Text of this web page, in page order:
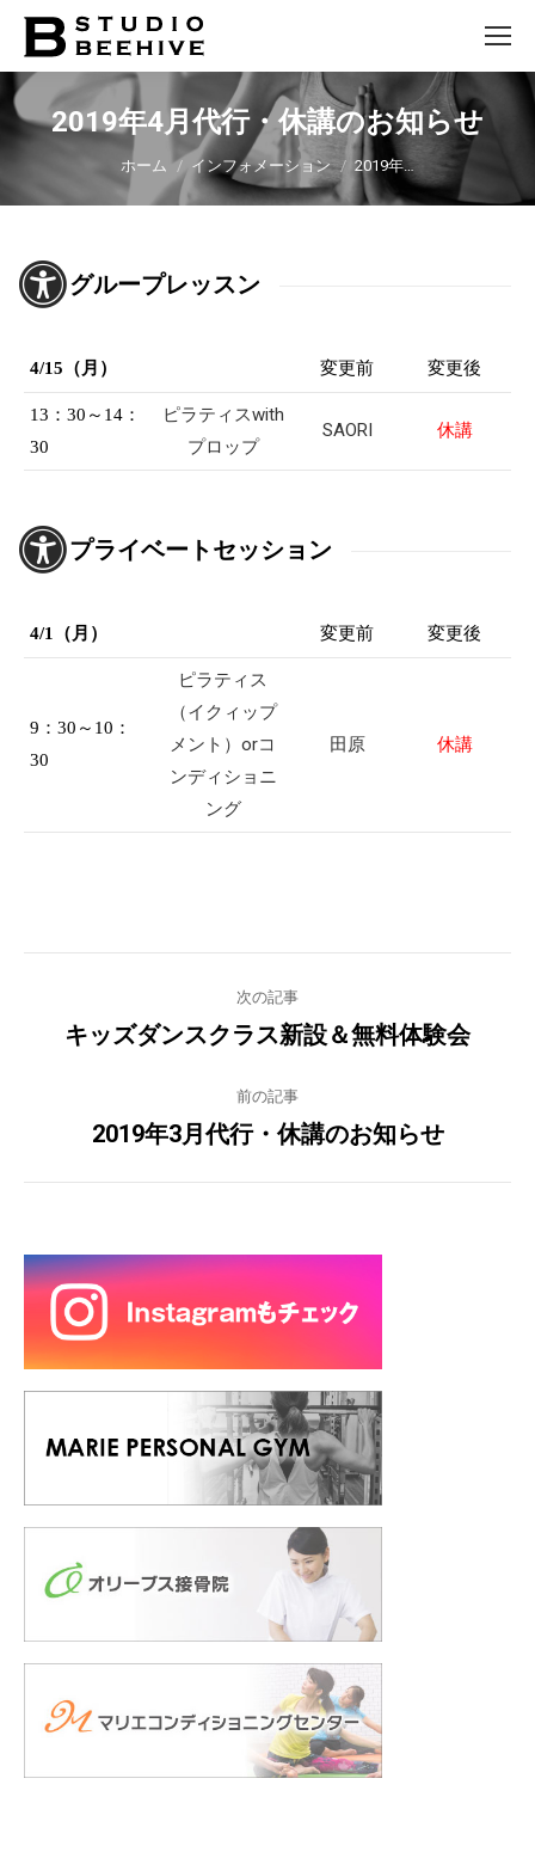
2019年4月代行・休講のお知らせ
You are here:ホーム インフォメーション 2019年…
グループレッスン
4/15（月） 変更前 変更後
13：30～14：
30
ピラティスwith
プロップ
SAORI 休講
プライベートセッション
4/1（月） 変更前 変更後
9：30～10：
30
ピラティス
（イクィップ
メント）orコ
ンディショニ
ング
田原 休講
navigation
次の記事
Previous
キッズダンスクラス新設＆無料体験会
前の記事
Next
2019年3月代行・休講のお知らせ